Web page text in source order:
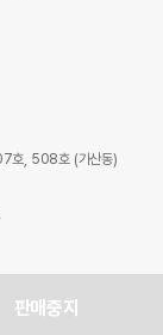
판매중지
호, 508호 (가산동)